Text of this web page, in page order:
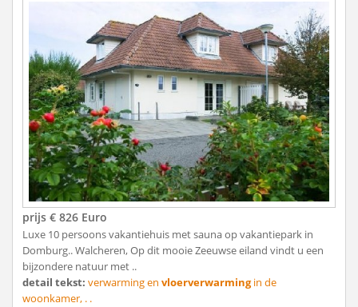
prijs € 826 Euro
Luxe 10 persoons vakantiehuis met sauna op vakantiepark in
Domburg.. Walcheren, Op dit mooie Zeeuwse eiland vindt u een
bijzondere natuur met ..
detail tekst: verwarming en vloerverwarmingin de
woonkamer, . .